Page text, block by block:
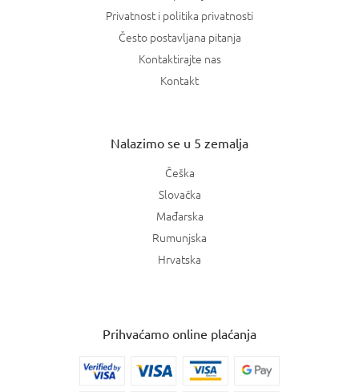
Privatnost i politika privatnosti
Često postavljana pitanja
Kontaktirajte nas
Kontakt
Nalazimo se u 5 zemalja
Češka
Slovačka
Mađarska
Rumunjska
Hrvatska
Prihvaćamo online plaćanja